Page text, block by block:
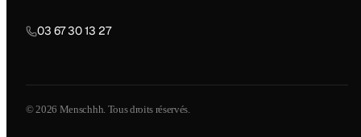
03 67 30 13 27
© 2026 Menschhh. Tous droits réservés.